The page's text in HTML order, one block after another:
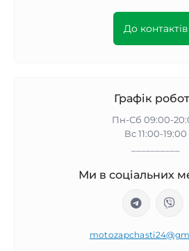
До контактів
Графік
Пн-Сб 09:00-
Вс 11:00-19:00
Ми в соціальних